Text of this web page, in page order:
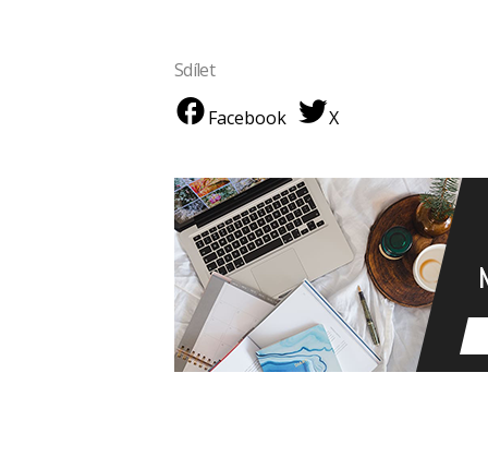
Sdílet
Facebook
X